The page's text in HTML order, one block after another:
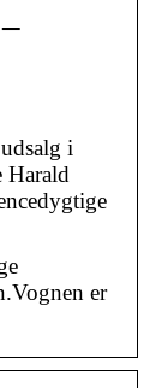
i
Harald
er